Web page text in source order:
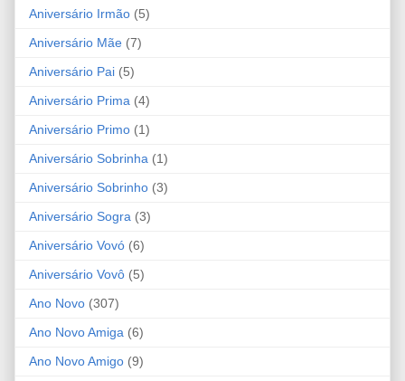
Aniversário Irmão (5)
Aniversário Mãe (7)
Aniversário Pai (5)
Aniversário Prima (4)
Aniversário Primo (1)
Aniversário Sobrinha (1)
Aniversário Sobrinho (3)
Aniversário Sogra (3)
Aniversário Vovó (6)
Aniversário Vovô (5)
Ano Novo (307)
Ano Novo Amiga (6)
Ano Novo Amigo (9)